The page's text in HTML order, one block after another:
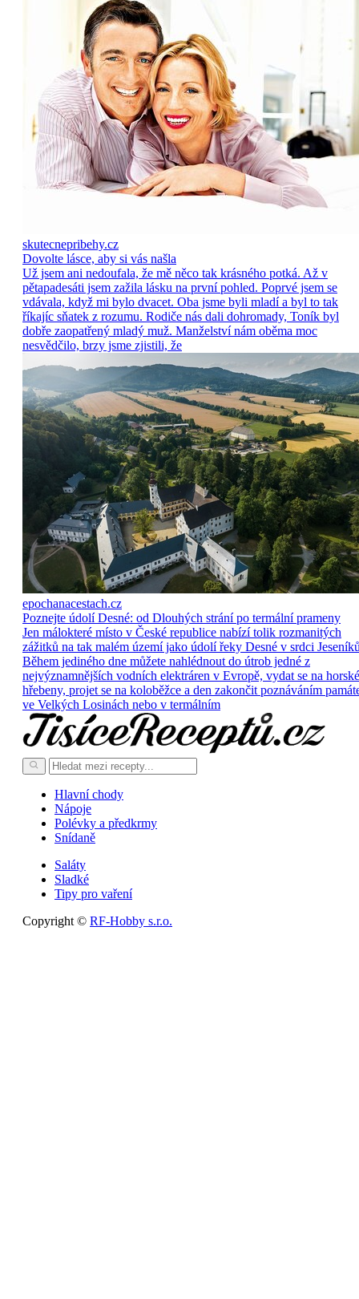
skutecnepribehy.cz
Dovolte lásce, aby si vás našla
Už jsem ani nedoufala, že mě něco tak krásného potká. Až v
pětapadesáti jsem zažila lásku na první pohled. Poprvé jsem se
vdávala, když mi bylo dvacet. Oba jsme byli mladí a byl to tak
říkajíc sňatek z rozumu. Rodiče nás dali dohromady, Toník byl
dobře zaopatřený mladý muž. Manželství nám oběma moc
nesvědčilo, brzy jsme zjistili, že
epochanacestach.cz
Poznejte údolí Desné: od Dlouhých strání po termální prameny
Jen málokteré místo v České republice nabízí tolik rozmanitých
zážitků na tak malém území jako údolí řeky Desné v srdci
Během jediného dne můžete nahlédnout do útrob jedné z
nejvýznamnějších vodních elektráren v Evropě, vydat se na horské
hřebeny, projet se na koloběžce a den zakončit poznáváním
ve Velkých Losinách nebo v termálním
Hlavní chody
Nápoje
Polévky a předkrmy
Snídaně
Saláty
Sladké
Tipy pro vaření
Copyright © RF-Hobby s.r.o.